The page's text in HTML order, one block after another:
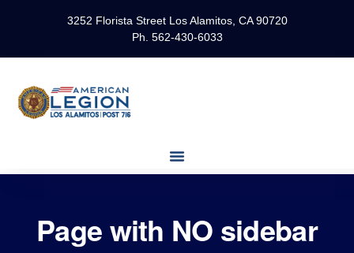
3252 Florista Street Los Alamitos, CA 90720
Ph. 562-430-6033
Page with NO sidebar